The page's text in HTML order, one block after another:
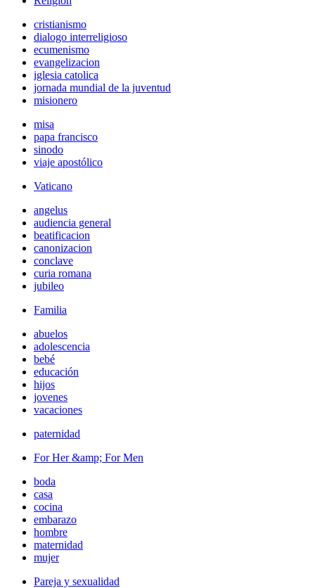
cristianismo
dialogo interreligioso
ecumenismo
evangelizacion
iglesia catolica
jornada mundial de la juventud
misionero
misa
papa francisco
sinodo
viaje apostólico
Vaticano
angelus
audiencia general
beatificacion
canonizacion
conclave
curia romana
jubileo
Familia
abuelos
adolescencia
bebé
educación
hijos
jovenes
vacaciones
paternidad
For Her &amp; For Men
boda
casa
cocina
embarazo
hombre
maternidad
mujer
Pareja y sexualidad